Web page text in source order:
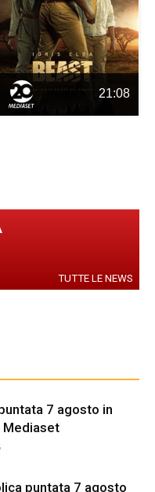
21:08
TUTTE LE NEWS
7 agosto in
Mediaset
puntata 7 agosto